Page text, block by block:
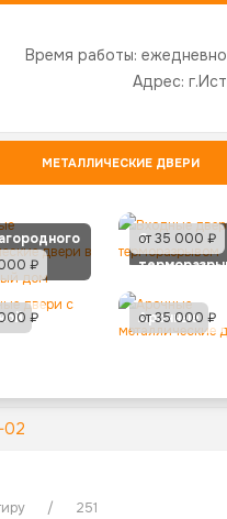
Время работы:
Адрес:
МЕТАЛЛИЧЕСКИЕ ДВЕРИ
₽
С
от 35 000 ₽
₽ Арочные
от 35 000 ₽
02
251